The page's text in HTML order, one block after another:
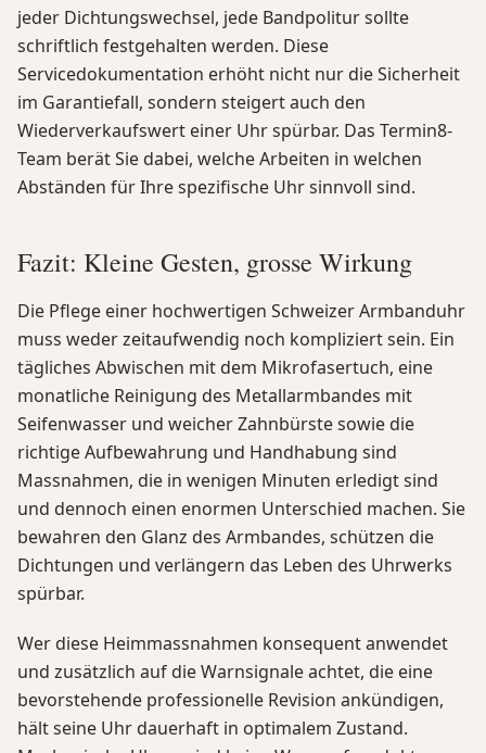
jeder Dichtungswechsel, jede Bandpolitur sollte
schriftlich festgehalten werden. Diese
Servicedokumentation erhöht nicht nur die Sicherheit
im Garantiefall, sondern steigert auch den
Wiederverkaufswert einer Uhr spürbar. Das Termin8-
Team berät Sie dabei, welche Arbeiten in welchen
Abständen für Ihre spezifische Uhr sinnvoll sind.
Fazit: Kleine Gesten, grosse Wirkung
Die Pflege einer hochwertigen Schweizer Armbanduhr
muss weder zeitaufwendig noch kompliziert sein. Ein
tägliches Abwischen mit dem Mikrofasertuch, eine
monatliche Reinigung des Metallarmbandes mit
Seifenwasser und weicher Zahnbürste sowie die
richtige Aufbewahrung und Handhabung sind
Massnahmen, die in wenigen Minuten erledigt sind
und dennoch einen enormen Unterschied machen. Sie
bewahren den Glanz des Armbandes, schützen die
Dichtungen und verlängern das Leben des Uhrwerks
spürbar.
Wer diese Heimmassnahmen konsequent anwendet
und zusätzlich auf die Warnsignale achtet, die eine
bevorstehende professionelle Revision ankündigen,
hält seine Uhr dauerhaft in optimalem Zustand.